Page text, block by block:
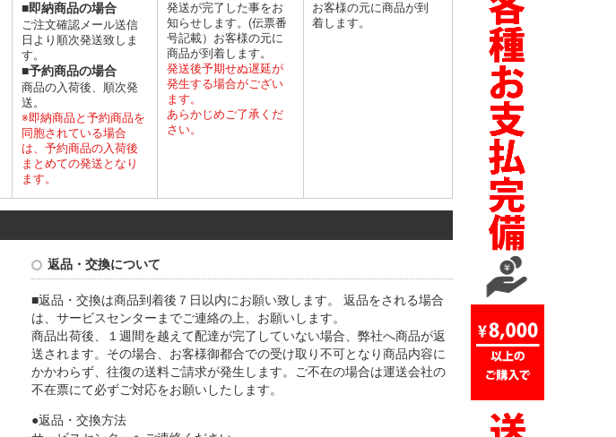
■即納商品の場合
ご注文確認メール送信
日より順次発送致しま
す。
■予約商品の場合
商品の入荷後、順次発
送。
※即納商品と予約商品を
同胞されている場合
は、予約商品の入荷後
まとめての発送となり
ます。
発送が完了した事をお
知らせします。(伝票番
号記載）お客様の元に
商品が到着します。
発送後予期せぬ遅延が
発生する場合がござい
ます。
あらかじめご了承くだ
さい。
お客様の元に商品が到
着します。
返品・交換について
■返品・交換は商品到着後７日以内にお願い致します。 返品をされる場合
は、サービスセンターまでご連絡の上、お願いします。
商品出荷後、１週間を越えて配達が完了していない場合、弊社へ商品が返
送されます。その場合、お客様御都合での受け取り不可となり商品内容に
かかわらず、往復の送料ご請求が発生します。ご不在の場合は運送会社の
不在票にて必ずご対応をお願いしたします。
●返品・交換方法